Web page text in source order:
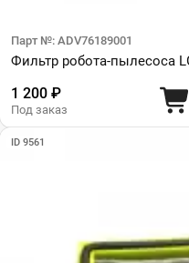
Парт №: ADV76189001
Фильтр робота-пылесоса
1 200 ₽
Под заказ
ID 9561